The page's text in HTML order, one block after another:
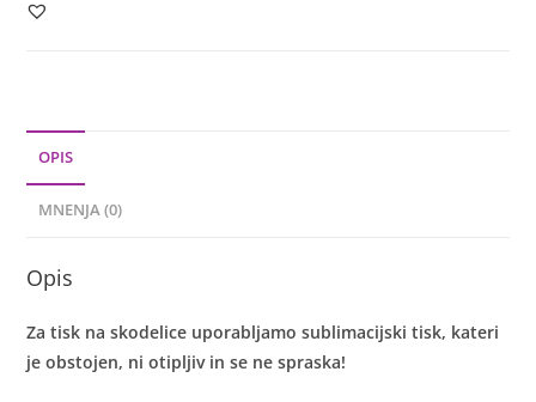
OPIS
MNENJA (0)
Opis
Za tisk na skodelice uporabljamo sublimacijski tisk, kateri
je obstojen, ni otipljiv in se ne spraska!